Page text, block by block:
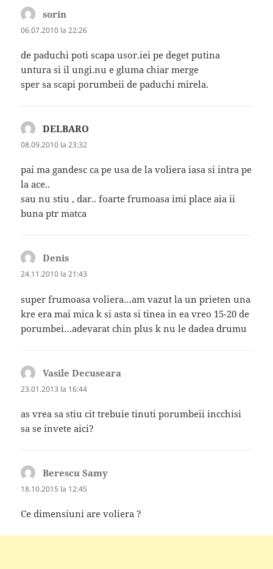
sorin
06.07.2010 la 22:26
de paduchi poti scapa usor.iei pe deget putina
untura si il ungi.nu e gluma chiar merge
sper sa scapi porumbeii de paduchi mirela.
DELBARO
08.09.2010 la 23:32
pai ma gandesc ca pe usa de la voliera iasa si intra pe
la ace..
sau nu stiu , dar.. foarte frumoasa imi place aia ii
buna ptr matca
Denis
24.11.2010 la 21:43
super frumoasa voliera…am vazut la un prieten una
kre era mai mica k si asta si tinea in ea vreo 15-20 de
porumbei…adevarat chin plus k nu le dadea drumu
Vasile Decuseara
23.01.2013 la 16:44
as vrea sa stiu cit trebuie tinuti porumbeii incchisi
sa se invete aici?
Berescu Samy
18.10.2015 la 12:45
Ce dimensiuni are voliera ?